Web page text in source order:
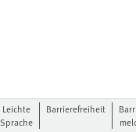
Leichte
Sprache
Barrierefreiheit